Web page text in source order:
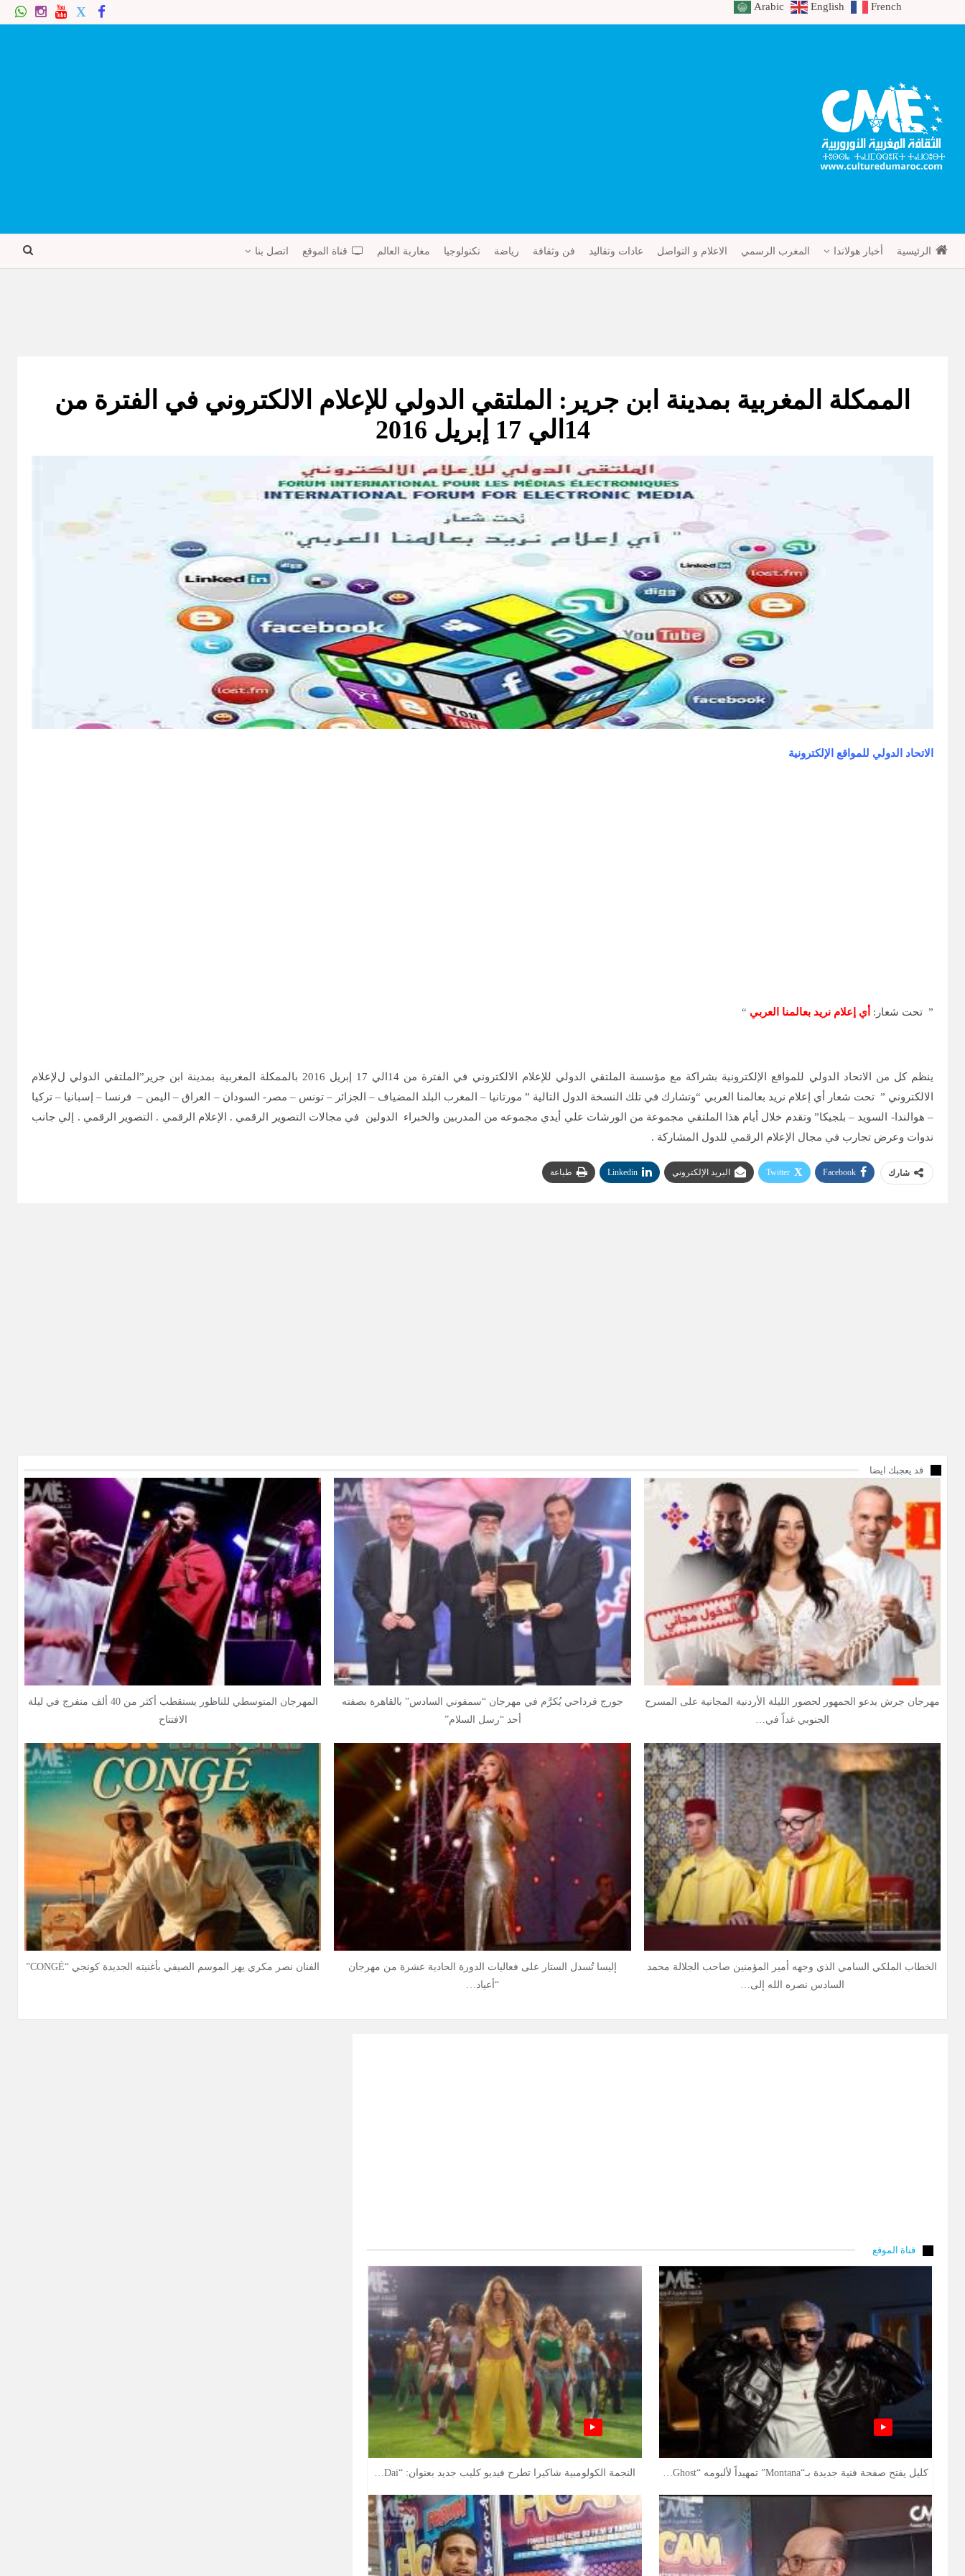
Arabic English French
الرئيسية أخبار هولاندا المغرب الرسمي الاعلام و التواصل عادات وتقاليد فن وثقافة رياضة تكنولوجيا مغاربة العالم قناة الموقع اتصل بنا
الممكلة المغربية بمدينة ابن جرير: الملتقي الدولي للإعلام الالكتروني في الفترة من
14الي 17 إبريل 2016
الاتحاد الدولي للمواقع الإلكترونية
” تحت شعار: أي إعلام نريد بعالمنا العربي “
ينظم كل من الاتحاد الدولي للمواقع الإلكترونية بشراكة مع مؤسسة الملتقي الدولي للإعلام الالكتروني في الفترة من 14الي 17 إبريل 2016 بالممكلة المغربية بمدينة ابن جرير”الملتقي الدولي لﻹعلام
الالكتروني ” تحت شعار أي إعلام نريد بعالمنا العربي “وتشارك في تلك النسخة الدول التالية ” مورتانيا – المغرب البلد المضياف – الجزائر – تونس – مصر- السودان – العراق – اليمن – فرنسا – إسبانيا – تركيا
– هوالندا- السويد – بلجيكا” وتقدم خلال أيام هذا الملتقي مجموعة من الورشات علي أيدي مجموعه من المدربين والخبراء الدولين في مجالات التصوير الرقمي . الإعلام الرقمي . التصوير الرقمي . إلي جانب
ندوات وعرض تجارب في مجال الإعلام الرقمي للدول المشاركة .
شارك Facebook
Twitter البريد الإلكتروني Linkedin طباعة
قد يعجبك ايضا
مهرجان جرش يدعو الجمهور لحضور الليلة الأردنية المجانية على المسرح
الجنوبي غداً في…
جورج قرداحي يُكرَّم في مهرجان “سمفوني السادس” بالقاهرة بصفته
أحد “رسل السلام”
المهرجان المتوسطي للناظور يستقطب أكثر من 40 ألف متفرج في ليلة
الافتتاح
الخطاب الملكي السامي الذي وجهه أمير المؤمنين صاحب الجلالة محمد
السادس نصره الله إلى…
إليسا تُسدل الستار على فعاليات الدورة الحادية عشرة من مهرجان
“أعياد…
الفنان نصر مكري يهز الموسم الصيفي بأغنيته الجديدة كونجي “CONGÉ”
قناة الموقع
كليل يفتح صفحة فنية جديدة بـ“Montana” تمهيداً لألبومه “Ghost… النجمة الكولومبية شاكيرا تطرح فيديو كليب جديد بعنوان: “Dai…